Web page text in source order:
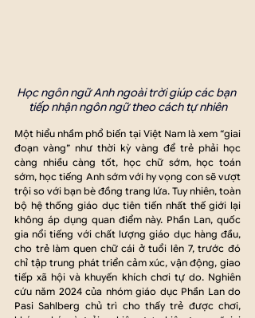
Học ngôn ngữ Anh ngoài trời giúp các bạn
tiếp nhận ngôn ngữ theo cách tự nhiên
Một hiểu nhầm phổ biến tại Việt Nam là xem “giai
đoạn vàng” như thời kỳ vàng để trẻ phải học
càng nhiều càng tốt, học chữ sớm, học toán
sớm, học tiếng Anh sớm với hy vọng con sẽ vượt
trội so với bạn bè đồng trang lứa. Tuy nhiên, toàn
bộ hệ thống giáo dục tiên tiến nhất thế giới lại
không áp dụng quan điểm này. Phần Lan, quốc
gia nổi tiếng với chất lượng giáo dục hàng đầu,
cho trẻ làm quen chữ cái ở tuổi lên 7, trước đó
chỉ tập trung phát triển cảm xúc, vận động, giao
tiếp xã hội và khuyến khích chơi tự do. Nghiên
cứu năm 2024 của nhóm giáo dục Phần Lan do
Pasi Sahlberg chủ trì cho thấy trẻ được chơi,